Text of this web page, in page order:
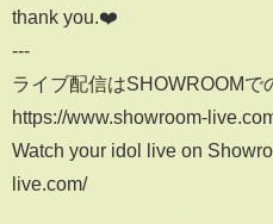
thank you.❤️
---
ライブ配信はSHOWROOMで
https://www.showroom-
Watch your idol live on
live.com/